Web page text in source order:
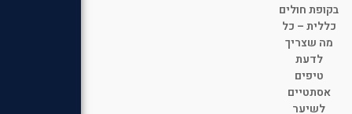
בקופת חולים
כללית – כל
מה שצריך
לדעת
טיפים
אסתטיים
לשיער